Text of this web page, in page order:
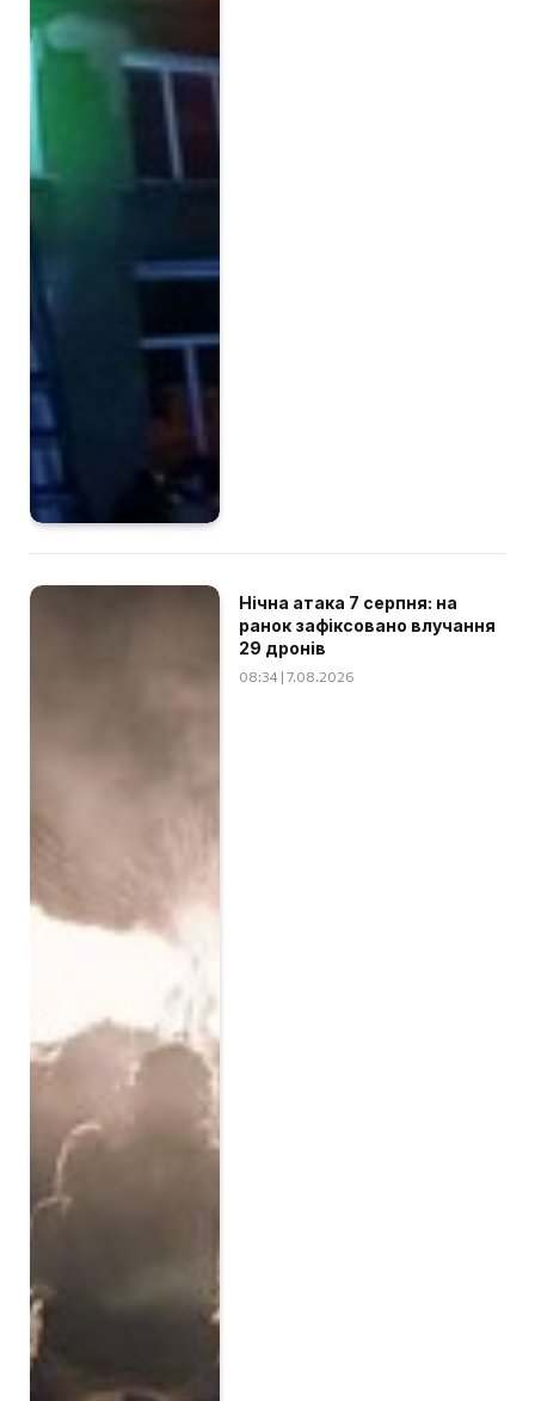
Нічна атака 7 серпня: на
ранок зафіксовано влучання
29 дронів
08:34 | 7.08.2026